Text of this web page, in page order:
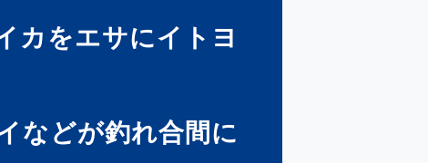
カをエサにイトヨ
などが釣れ合間に